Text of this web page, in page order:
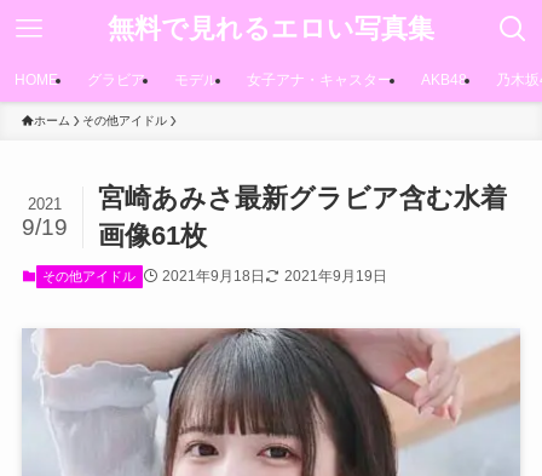
無料で見れるエロい写真集
HOME グラビア モデル 女子アナ・キャスター AKB48 乃木
ホーム その他アイドル
宮崎あみさ最新グラビア含む水着
画像61枚
2021
9/19
その他アイドル 2021年9月18日 2021年9月19日